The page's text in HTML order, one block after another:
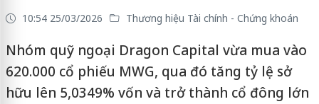
10:54 25/03/2026 Thương hiệu Tài chính - Chứng khoán
Nhóm quỹ ngoại Dragon Capital vừa mua vào
620.000 cổ phiếu MWG, qua đó tăng tỷ lệ sở
hữu lên 5,0349% vốn và trở thành cổ đông lớn